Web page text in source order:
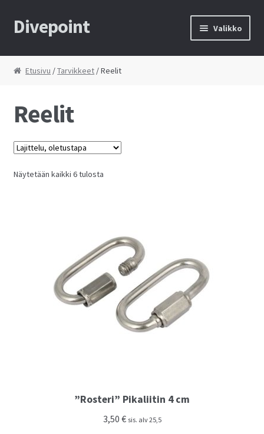
Siirry
navigointiin
Siirry
sisältöön
Divepoint Valikko
Etusivu
Toimitusehdot
Yhteystiedot
Kauppa
Kassalle
Etusivu /Tarvikkeet / Reelit
Reelit
Näytetään kaikki 6 tulosta
”Rosteri” Pikaliitin 4 cm
3,50 € sis. alv 25,5